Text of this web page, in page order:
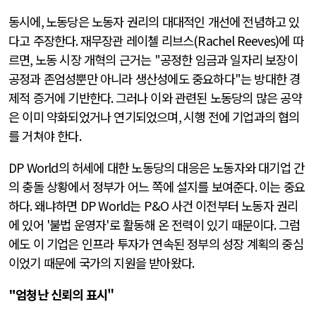
동시에,노동당은 노동자 권리의 대대적인 개선에 전념하고 있
다고 주장한다.재무장관 레이첼 리브스(Rachel Reeves)에 따
르면, 노동 시장 개혁의 근거는 "공정한 임금과 일자리 보장이
공정과 존엄성뿐만 아니라 생산성에도 중요하다"는 방대한 경
제적 증거에 기반한다.그러나 이와 관련된 노동당의 많은 공약
은 이미 약화되었거나 연기되었으며,시행 전에 기업과의 협의
를 거쳐야 한다.
DP World의 허세에 대한 노동당의 대응은 노동자와 대기업 간
의 충돌 상황에서 정부가 어느 쪽에 설지를 보여준다.이는 중요
하다.왜냐하면 DP World는 P&O사건 이전부터 노동자 권리
에 있어 '불법 운영자'로 활동해 온 전력이 있기 때문이다.그럼
에도 이 기업은 인프라 투자가 연속된 정부의 성장 계획의 중심
이었기 때문에 국가의 지원을 받아왔다.
"엄청난 신뢰의 표시"